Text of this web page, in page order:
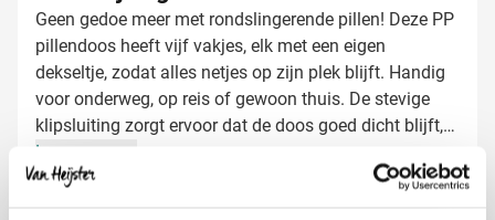
Geen gedoe meer met rondslingerende pillen! Deze PP
pillendoos heeft vijf vakjes, elk met een eigen
dekseltje, zodat alles netjes op zijn plek blijft. Handig
voor onderweg, op reis of gewoon thuis. De stevige
klipsluiting zorgt ervoor dat de doos goed dicht blijft,
terwijl je toch makkelijk bij je tabletten of
supplementen kunt. Laat je logo bedrukken en maak
Lees meer